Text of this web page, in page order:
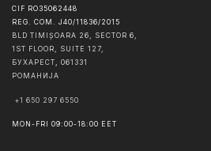
CIF RO35062448
REG. COM. J40/11836/2015
BLD TIMIȘOARA 26, SECTOR 6,
1ST FLOOR, SUITE 127,
БУХАРЕСТ
061331
РОМАНИЈА
+1 650 297 6550
MON-FRI 09:00-18:00 EET